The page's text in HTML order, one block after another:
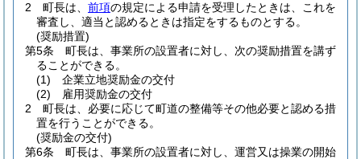
2
町長は、 前項の規定による申請を受理したときは、これを
審査し、適当と認めるときは指定をするものとする。
(奨励措置)
第5条
町長は、事業所の設置者に対し、次の奨励措置を講ず
ることができる。
(1)
企業立地奨励金の交付
(2)
雇用奨励金の交付
2
町長は、必要に応じて町道の整備等その他必要と認める措
置を行うことができる。
(奨励金の交付)
第6条
町長は、事業所の設置者に対し、運営又は操業の開始